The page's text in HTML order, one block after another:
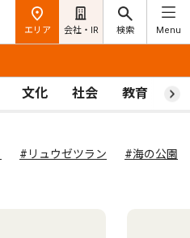
エリア 会社・IR 検索 Menu
文化 社会 教育 ス
#リュウゼツラン #海の公園